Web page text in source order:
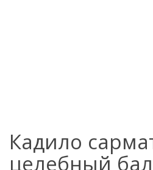
Кадило
целебный